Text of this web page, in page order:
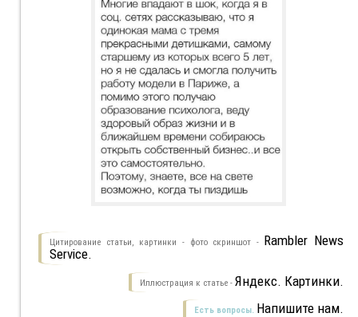
Цитирование статьи, картинки - фото скриншот - Rambler News
Service.
Иллюстрация к статье - Яндекс. Картинки.
Есть вопросы. Напишите нам.